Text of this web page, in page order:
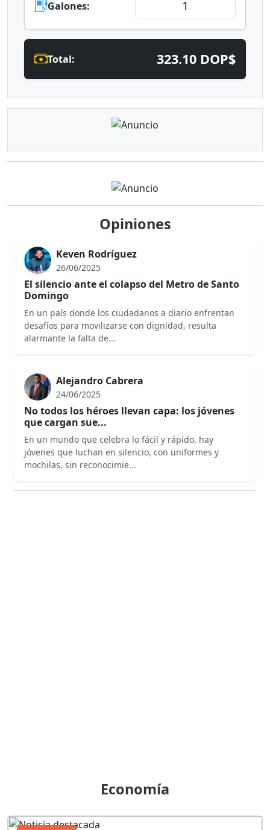
Galones:
Total: 323.10 DOP$
Opiniones
Keven Rodríguez
26/06/2025
El silencio ante el colapso del Metro de Santo
Domingo
En un país donde los ciudadanos a diario enfrentan
desafíos para movilizarse con dignidad, resulta
alarmante la falta de...
Alejandro Cabrera
24/06/2025
No todos los héroes llevan capa: los jóvenes
que cargan sue...
En un mundo que celebra lo fácil y rápido, hay
jóvenes que luchan en silencio, con uniformes y
mochilas, sin reconocimie...
Economía